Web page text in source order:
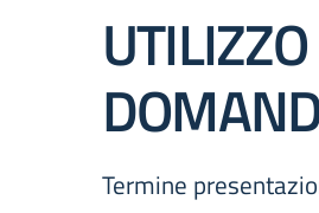
Termine